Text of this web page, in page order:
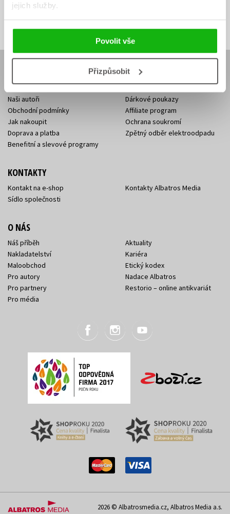
jejich služby.
Povolit vše
Přizpůsobit
Vaše e-
Vaše e-
Přihlásit se
Aktuality
Naši autoři
Obchodní podmínky
Jak nakoupit
Doprava a platba
Benefitní a slevové programy
Knižní novinky
Dárkové poukazy
Affiliate program
Ochrana soukromí
Zpětný odběr elektroodpadu
KONTAKTY
Kontakt na e-shop
Sídlo společnosti
Kontakty Albatros Media
O NÁS
Náš příběh
Nakladatelství
Maloobchod
Pro autory
Pro partnery
Pro média
Aktuality
Kariéra
Etický kodex
Nadace Albatros
Restorio – online antikvariát
2026 © Albatrosmedia.cz, Albatros Media a.s.